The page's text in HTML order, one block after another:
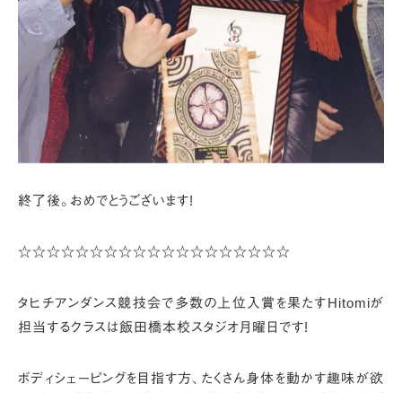
終了後。おめでとうございます!
☆☆☆☆☆☆☆☆☆☆☆☆☆☆☆☆☆☆☆
タヒチアンダンス競技会で多数の上位入賞を果たすHitomiが
担当するクラスは飯田橋本校スタジオ月曜日です!
ボディシェーピングを目指す方、たくさん身体を動かす趣味が欲